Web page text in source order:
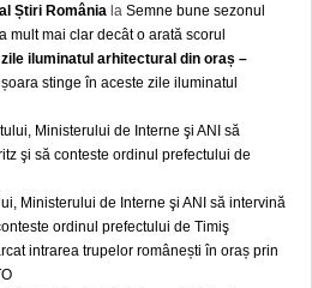
Știri România la Semne bune sezonul
mult mai clar decât o arată scorul
iluminatul arhitectural din oraș –
stinge în aceste zile iluminatul
Ministerului de Interne şi ANI să
şi să conteste ordinul prefectului de
Ministerului de Interne şi ANI să intervină
ordinul prefectului de Timiş
intrarea trupelor românești în oraș prin